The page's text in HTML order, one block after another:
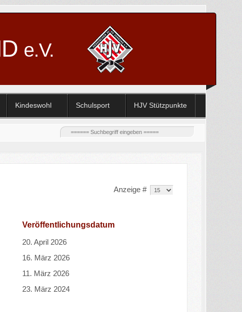
e.V.
Kindeswohl Schulsport HJV Stützpunkte
Anzeige #
Veröffentlichungsdatum
20. April 2026
16. März 2026
11. März 2026
23. März 2024